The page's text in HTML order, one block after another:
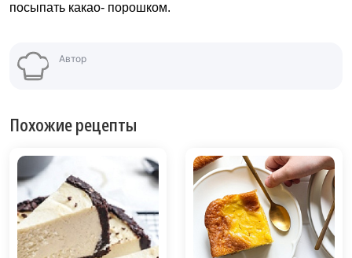
посыпать какао- порошком.
Автор
Похожие рецепты